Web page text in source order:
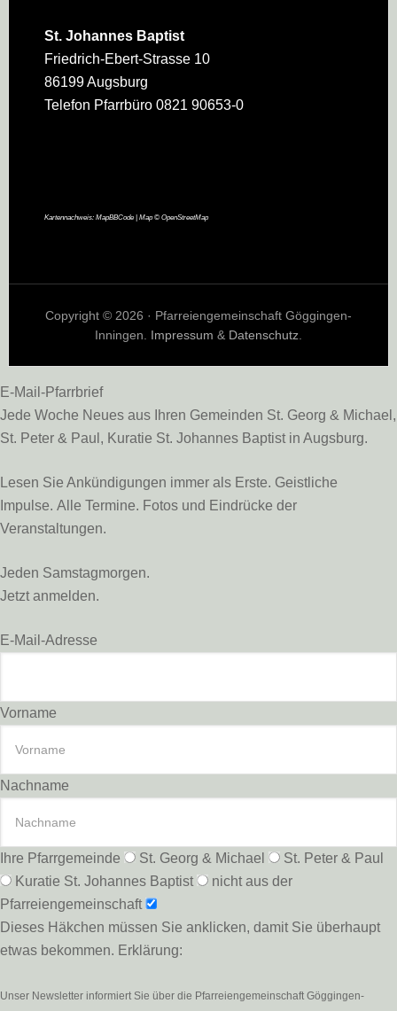
St. Johannes Baptist
Friedrich-Ebert-Strasse 10
86199 Augsburg
Telefon Pfarrbüro 0821 90653-0
Kartennachweis: MapBBCode| Map © OpenStreetMap
Copyright © 2026 · Pfarreiengemeinschaft Göggingen-
Inningen. Impressum & Datenschutz.
E-Mail-Pfarrbrief
Jede Woche Neues aus Ihren Gemeinden St. Georg & Michael,
St. Peter & Paul, Kuratie St. Johannes Baptist in Augsburg.
Lesen Sie Ankündigungen immer als Erste. Geistliche
Impulse. Alle Termine. Fotos und Eindrücke der
Veranstaltungen.
Jeden Samstagmorgen.
Jetzt anmelden.
E-Mail-Adresse
Vorname
Nachname
Ihre Pfarrgemeinde St. Georg & Michael
St. Peter & Paul
Kuratie St. Johannes Baptist
nicht aus der
Pfarreiengemeinschaft
Dieses Häkchen müssen Sie anklicken, damit Sie überhaupt
etwas bekommen. Erklärung:
Unser Newsletter informiert Sie über die Pfarreiengemeinschaft Göggingen-